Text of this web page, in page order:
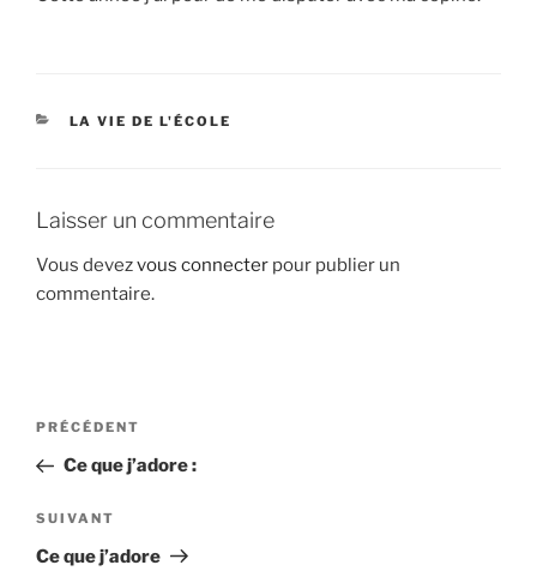
CATÉGORIES
LA VIE DE L'ÉCOLE
Laisser un commentaire
Vous devezvous connecter pour publier un
commentaire.
Navigation
l’article
Article
précédent
PRÉCÉDENT
Ce que j’adore :
Article
suivant
SUIVANT
Ce que j’adore